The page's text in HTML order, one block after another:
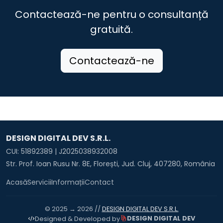
Contactează-ne pentru o consultanță
gratuită.
Contactează-ne
DESIGN DIGITAL DEV S.R.L.
CUI: 51892389 | J2025038932008
Str. Prof. Ioan Rusu Nr. 8E, Florești, Jud. Cluj, 407280, România
AcasăServiciiInformațiiContact
© 2025 → 2026 // DESIGN DIGITAL DEV S.R.L.
Designed & Developed by
DESIGN DIGITAL DEV